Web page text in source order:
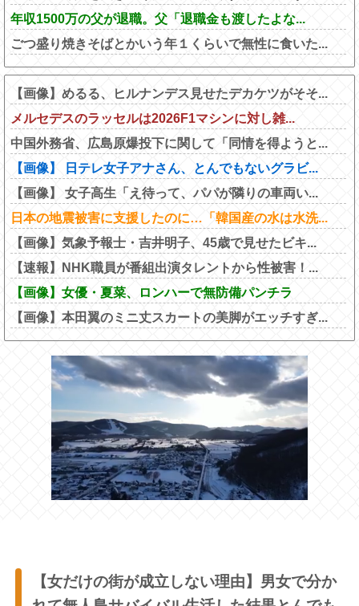
年収1500万の父が退職。父「退職金も渡したよな...
ごつ盛り焼きそばとかいう年１くらいで無性に食いた...
【画像】めるる、ヒルナンデス見せたデカケツがそそ...
メルセデスのラッセルは2026F1マシンに対し雑...
中国外務省、広島原爆投下に関して「同情を得ようと...
【画像】 日テレ女子アナさん、とんでもないグラビ...
【画像】 女子高生「え待って、パパが隣りの車両い...
日本の地震被害に支援したのに…「韓国産の水は水洗...
【画像】気象予報士・吉井明子、45歳で見せたビキ...
【速報】NHK職員が番組出演タレントから性被害！...
【画像】女優・夏菜、ロンハーで無防備パンチラ
【画像】本田翼のミニ丈スカートの美脚がエッチすぎ...
【女だけの街が成立しない理由】男女で分か